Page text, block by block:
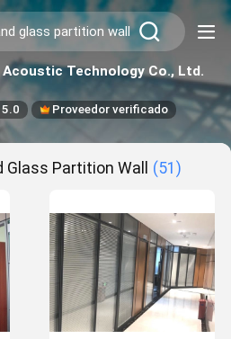
Acoustic Technology Co., Ltd.
5.0 Proveedor verificado
Partition Wall (51)